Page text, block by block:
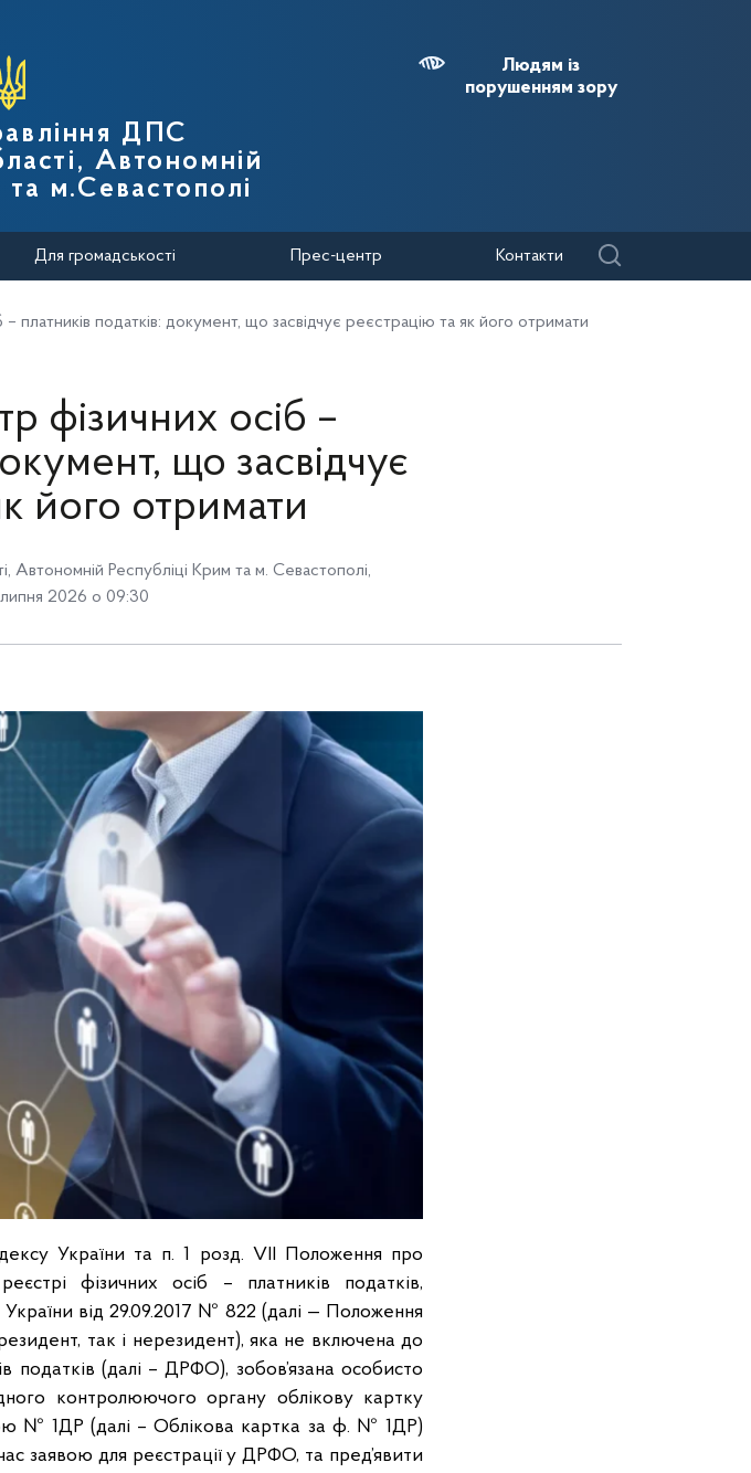
України
ДПС
Автономній
м.Севастополі
Людям із
порушенням зору
Для громадськості Прес-центр Контакти
платників податків: документ, що засвідчує реєстрацію та як його отримати
фізичних осіб –
що засвідчує
його отримати
Автономній Республіці Крим та м. Севастополі,
2026 о 09:30
України та п. 1 розд. VII Положення про
фізичних осіб – платників податків,
України від 29.09.2017 № 822 (далі — Положення
так і нерезидент), яка не включена до
податків (далі – ДРФО), зобов’язана особисто
контролюючого органу облікову картку
№ 1ДР (далі – Облікова картка за ф. № 1ДР)
заявою для реєстрації у ДРФО, та пред’явити